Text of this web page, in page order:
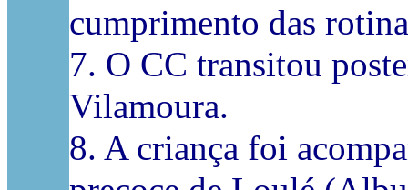
cumprimento das
7. O CC transitou
Vilamoura.
8. A criança foi